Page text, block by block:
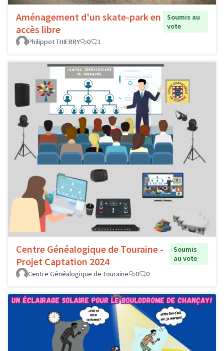
Aménagement d'un skate-park en
accès libre
Soumis au
vote
Philippot THIERRY
0 1
Centre Généalogique de Touraine -
Projet Captation 2024
Soumis
au vote
Centre Généalogique de Touraine
0 0